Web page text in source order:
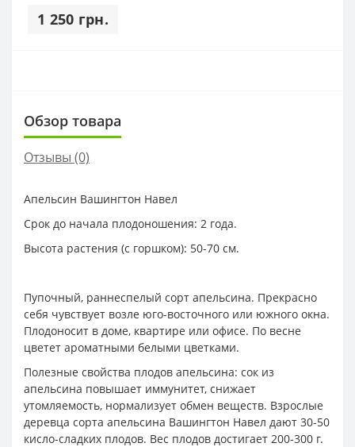
1 250 грн.
Обзор товара
Отзывы (0)
Апельсин Вашингтон Навел
Срок до начала плодоношения: 2 года.
Высота растения (с горшком): 50-70 см.
Пупочный, раннеспелый сорт апельсина. Прекрасно
себя чувствует возле юго-восточного или южного окна.
Плодоносит в доме, квартире или офисе. По весне
цветет ароматными белыми цветками.
Полезные свойства плодов апельсина: сок из
апельсина повышает иммунитет, снижает
утомляемость, нормализует обмен веществ. Взрослые
деревца сорта апельсина Вашингтон Навел дают 30-50
кисло-сладких плодов. Вес плодов достигает 200-300 г.